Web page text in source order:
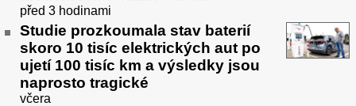
před 3 hodinami
Studie prozkoumala stav baterií
skoro 10 tisíc elektrických aut po
ujetí 100 tisíc km a výsledky jsou
naprosto tragické
včera